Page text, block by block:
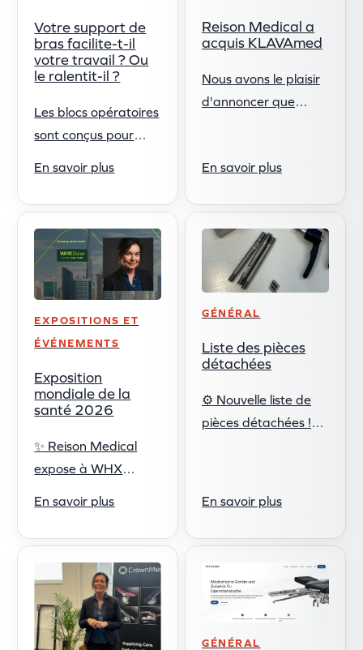
Votre support de
bras facilite-t-il
votre travail ? Ou
le ralentit-il ?
Les blocs opératoires
sont conçus pour
est choisi pour
permettre aux
soignants de
travailler en toute
sécurité, de manière
cohérente et sans...
En savoir plus
Reison Medical a
acquis KLAVAmed
Nous avons le plaisir
d'annoncer que
GmbH, renforçant
produits dans le
domaine de la
chirurgie ...
En savoir plus
EXPOSITIONS ET
ÉVÉNEMENTS
Exposition
mondiale de la
santé 2026
✨ Reison Medical
expose à WHX
d'annoncer que nous
participerons à ...
En savoir plus
GÉNÉRAL
Liste des pièces
détachées
⚙️ Nouvelle liste de
pièces détachées !
références de nos
pièces détachées, ce
En savoir plus
GÉNÉRAL